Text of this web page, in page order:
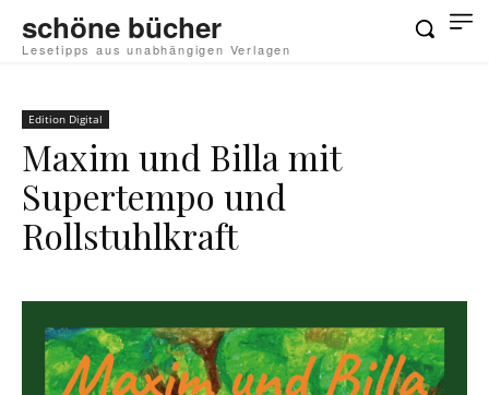
schöne bücher
Lesetipps aus unabhängigen Verlagen
Edition Digital
Maxim und Billa mit
Supertempo und
Rollstuhlkraft